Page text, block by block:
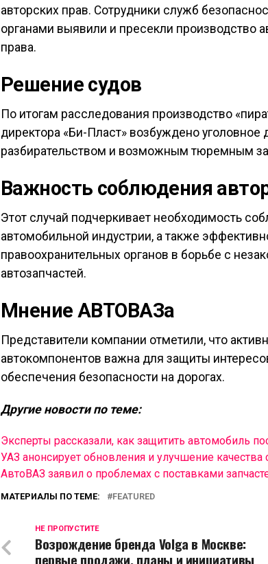
авторских прав. Сотрудники служб
органами выявили и пресекли производство
права.
Решение судов
По итогам расследования производство
директора «Би-Пласт» возбуждено
разбирательством и возможным тюремным
Важность соблюдения
Этот случай подчеркивает необходимость
автомобильной индустрии, а также
правоохранительных органов в борьбе с
автозапчастей.
Мнение АВТОВАЗа
Представители компании отметили, что
автокомпонентов важна для защиты
обеспечения безопасности на дорогах.
Другие новости по теме:
Эксперты рассказали, как защитить автомобиль
УАЗ анонсирует обновления и улучшение
АвтоВАЗ заявил о проблемах с поставками
МАТЕРИАЛЫ ПО ТЕМЕ: FEATURED
НЕ ПРОПУСТИТЕ
Возрождение бренда Volga в Москве:
первые продажи, планы и инициативы